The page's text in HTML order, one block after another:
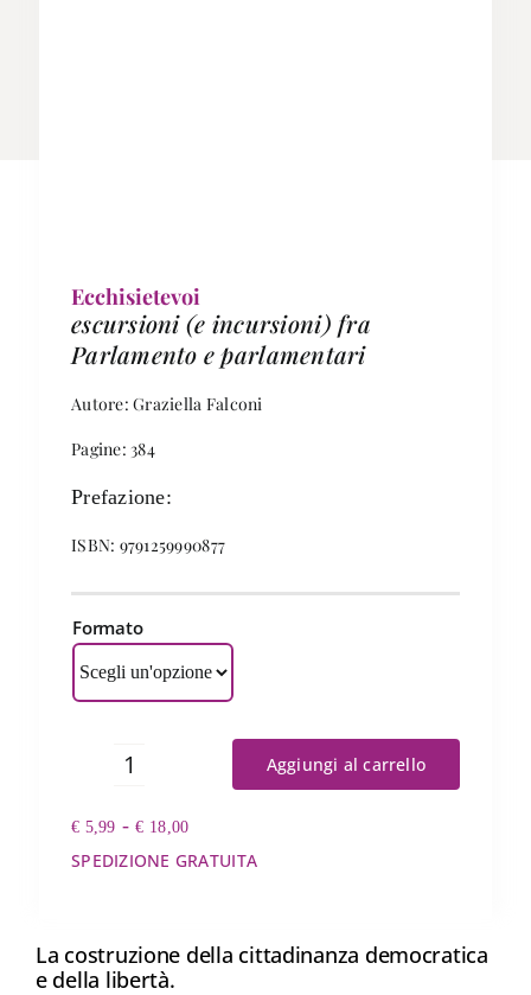
Ecchisietevoi
escursioni (e incursioni) fra
Parlamento e parlamentari
Autore: Graziella Falconi
Pagine: 384
Prefazione:
ISBN: 9791259990877
Formato
Ecchisietevoi
Aggiungi al carrello
€ 5,99 - € 18,00Fascia
di
prezzo:
a
SPEDIZIONE GRATUITA
La costruzione della cittadinanza democratica
e della libertà.